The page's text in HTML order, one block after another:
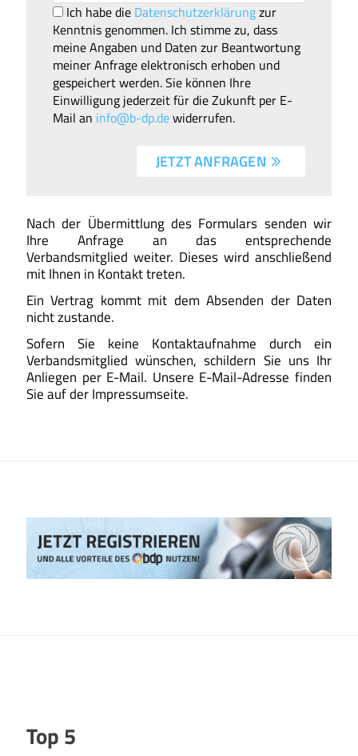
Ich habe die Datenschutzerklärungzur
Kenntnis genommen. Ich stimme zu, dass
meine Angaben und Daten zur Beantwortung
meiner Anfrage elektronisch erhoben und
gespeichert werden. Sie können Ihre
Einwilligung jederzeit für die Zukunft per E-
Mail an info@b-dp.dewiderrufen.
JETZT ANFRAGEN
Nach der Übermittlung des Formulars senden wir
Ihre Anfrage an das entsprechende
Verbandsmitglied weiter. Dieses wird anschließend
mit Ihnen in Kontakt treten.
Ein Vertrag kommt mit dem Absenden der Daten
nicht zustande.
Sofern Sie keine Kontaktaufnahme durch ein
Verbandsmitglied wünschen, schildern Sie uns Ihr
Anliegen per E-Mail. Unsere E-Mail-Adresse finden
Sie auf der Impressumseite.
Top 5